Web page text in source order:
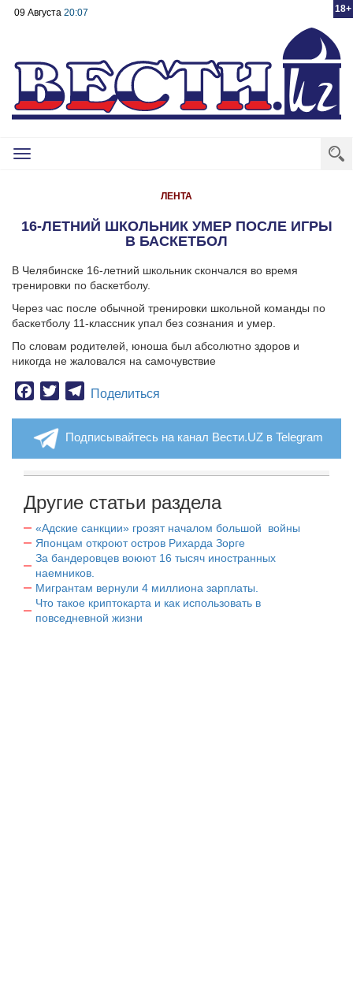
18+
09 Августа 20:07
Toggle
ЛЕНТА
16-ЛЕТНИЙ ШКОЛЬНИК УМЕР ПОСЛЕ ИГРЫ
В БАСКЕТБОЛ
В Челябинске 16-летний школьник скончался во время
тренировки по баскетболу.
Через час после обычной тренировки школьной команды по
баскетболу 11-классник упал без сознания и умер.
По словам родителей, юноша был абсолютно здоров и
никогда не жаловался на самочувствие
Facebook
TwitterTelegram
Поделиться
Подписывайтесь на канал Вести.UZ в Telegram
Другие статьи раздела
«Адские санкции» грозят началом большой войны
Японцам откроют остров Рихарда Зорге
За бандеровцев воюют 16 тысяч иностранных
наемников.
Мигрантам вернули 4 миллиона зарплаты.
Что такое криптокарта и как использовать в
повседневной жизни